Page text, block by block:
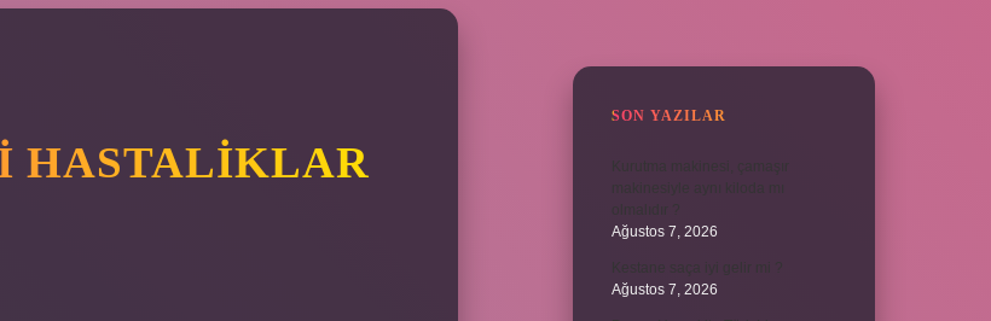
HASTALIKLAR
SON YAZILAR
Ağustos 7, 2026
Ağustos 7, 2026